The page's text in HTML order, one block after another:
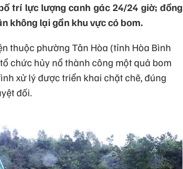
trí lực lượng canh gác 24/24 giờ; đồng
không lại gần khu vực có bom.
thuộc phường Tân Hòa (tỉnh Hòa Bình
chức hủy nổ thành công một quả bom
xử lý được triển khai chặt chẽ, đúng
đối.